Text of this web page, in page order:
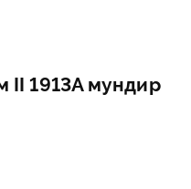
II 1913A мундир